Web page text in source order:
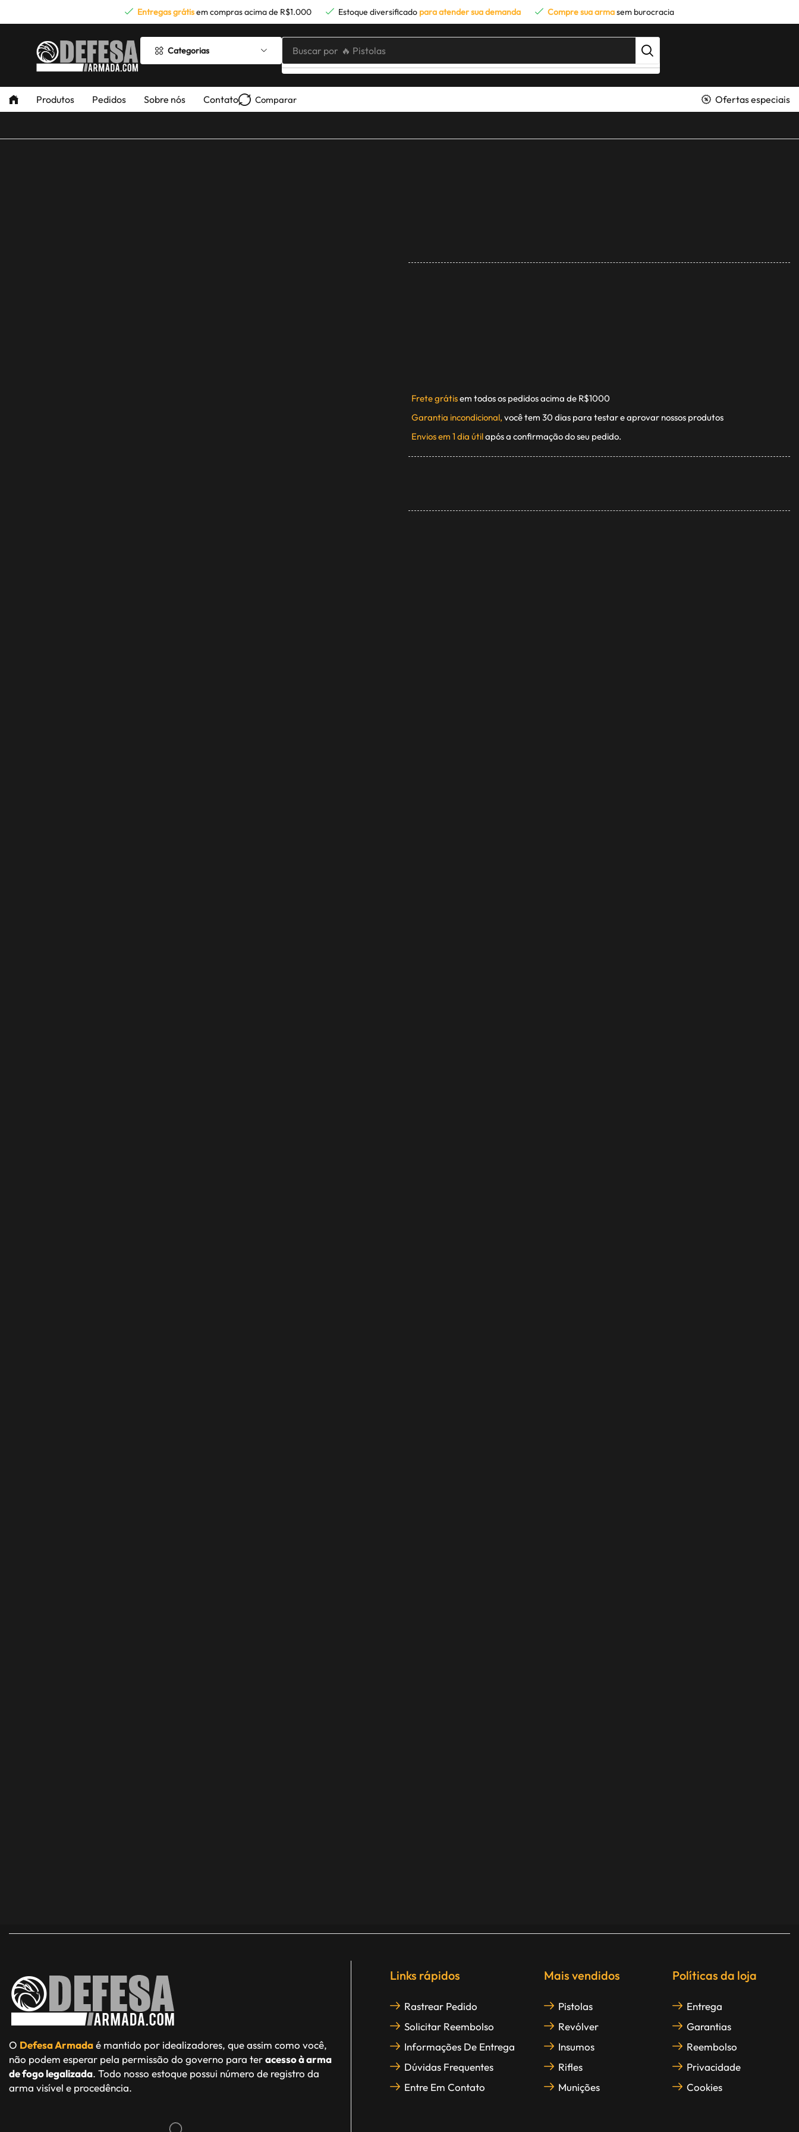
Entregas grátisem compras acima de R$1.000 Estoque diversificado para atender sua demanda Compre sua armasem burocracia
Categorias Buscar por 🔥 Pistolas
Produtos Pedidos Sobre nós Contato Comparar Ofertas especiais
Frete grátisem todos os pedidos acima de R$1000
Garantia incondicional, você tem 30 dias para testar e aprovar nossos produtos
Envios em 1 dia útilapós a confirmação do seu pedido.
O Defesa Armadaé mantido por idealizadores, que assim como você,
não podem esperar pela permissão do governo para teracesso à arma
de fogo legalizada. Todo nosso estoque possui número de registro da
arma visível e procedência.
Links rápidos
Rastrear Pedido
Solicitar Reembolso
Informações De Entrega
Dúvidas Frequentes
Entre Em Contato
Mais vendidos
Pistolas
Revólver
Insumos
Rifles
Munições
Políticas da loja
Entrega
Garantias
Reembolso
Privacidade
Cookies